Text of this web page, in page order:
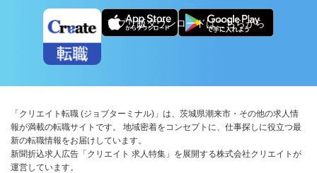
アプリ版ダウンロードはこちらから
「クリエイト転職 (ジョブターミナル)」は、茨城県潮来市・その他の求人情
報が満載の転職サイトです。 地域密着をコンセプトに、仕事探しに役立つ最
新の転職情報をお届けしています。
新聞折込求人広告「クリエイト 求人特集」を展開する株式会社クリエイトが
運営しています。